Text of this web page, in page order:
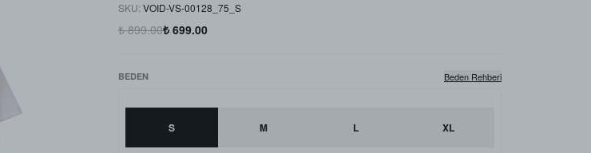
SKU: VOID-VS-00128_75_S
₺ 899.00₺ 699.00
BEDEN Beden Rehberi
S M L XL